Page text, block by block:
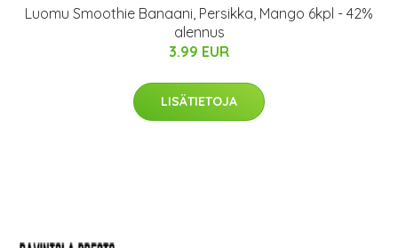
Luomu Smoothie Banaani, Persikka, Mango 6kpl - 42%
alennus
3.99 EUR
LISÄTIETOJA